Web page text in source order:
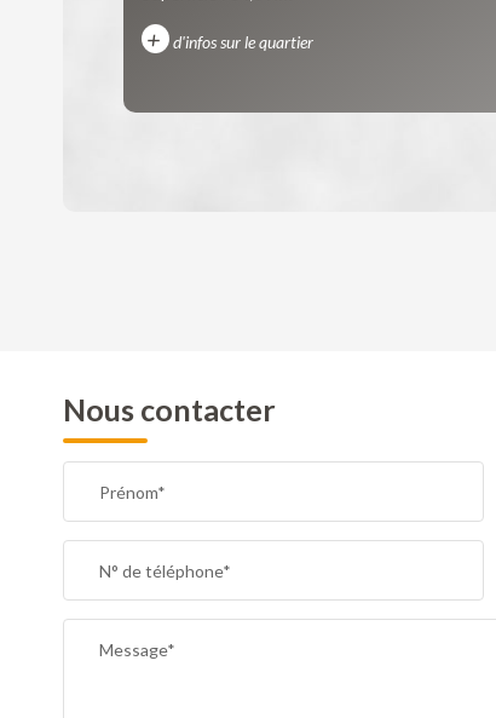
+ d'infos sur le quartier
TAXE FONCIÈRE
SUPERFICIE :
RESTAURANTS ET CAFÉS
Nous contacter
Prénom*
N° de téléphone*
Message*